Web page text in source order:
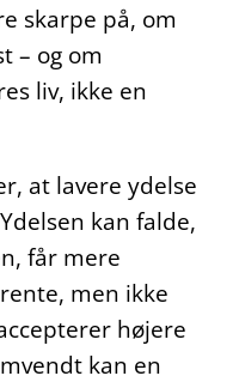
skarpe på, om
– og om
liv, ikke en
at lavere ydelse
kan falde,
får mere
men ikke
højere
kan en